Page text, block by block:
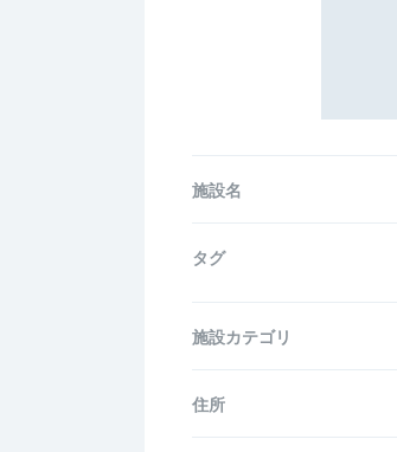
施設名
タグ
施設カテゴリ
住所